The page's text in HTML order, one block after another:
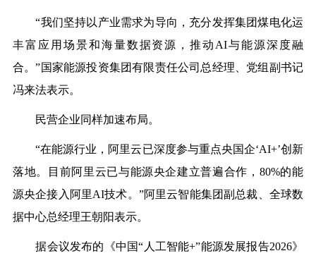
“我们坚持以产业需求为导向，充分发挥集团煤电化运
丰富应用场景和海量数据资源，推动AI与能源深度融
合。”国家能源投资集团有限责任公司总经理、党组副书记
冯来法表示。
民营企业同样加速布局。
“在能源行业，阿里云已深度参与重点央国企‘AI+’创新
落地。目前阿里云已与能源央企建立普遍合作，80%的能
源央企接入阿里AI技术。”阿里云智能集团副总裁、全球数
据中心总经理王朝阳表示。
据会议发布的《中国“人工智能+”能源发展报告2026》